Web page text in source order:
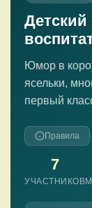
Детский
Юмор в
ясельки,
первый
Правила
7
УЧАСТНИКОВ